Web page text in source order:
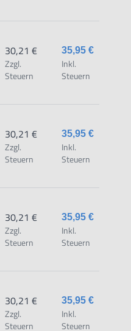
35,95 €
Inkl.
Steuern
30,21 €
Zzgl.
Steuern
35,95 €
Inkl.
Steuern
30,21 €
Zzgl.
Steuern
35,95 €
Inkl.
Steuern
30,21 €
Zzgl.
Steuern
35,95 €
Inkl.
Steuern
30,21 €
Zzgl.
Steuern